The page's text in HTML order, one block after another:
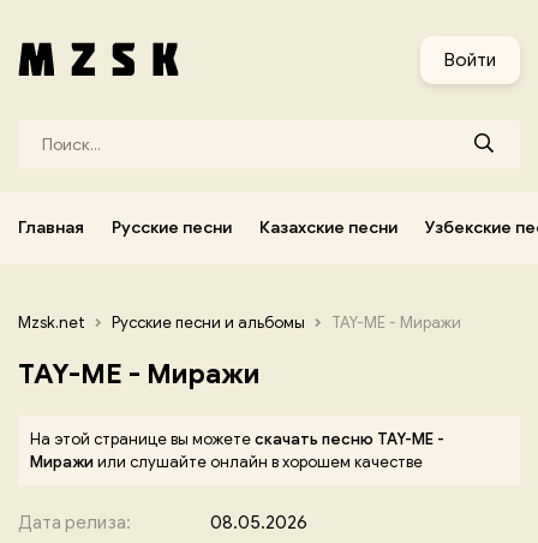
Войти
Главная Русские песни Казахские песни Узбекские
Mzsk.net Русские песни и альбомы TAY-ME - Миражи
TAY-ME - Миражи
На этой странице вы можетескачать песню TAY-ME -
Миражиили слушайте онлайн в хорошем качестве
Дата релиза:
08.05.2026
Узбекские песни Корейские песни